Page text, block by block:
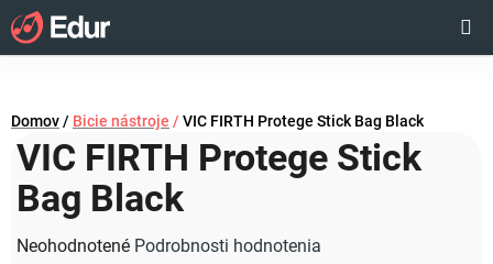
Prejsť
na
obsah
KOŠÍK
Domov/ Bicie nástroje / VIC FIRTH Protege Stick Bag Black
VIC FIRTH Protege Stick
Bag Black
Priemerné
Neohodnotené Podrobnosti hodnotenia